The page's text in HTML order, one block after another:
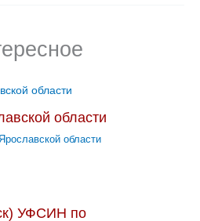
области
области
УФСИН по